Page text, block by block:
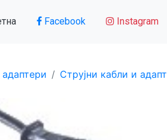
Facebook Instagram
Струјни кабли и